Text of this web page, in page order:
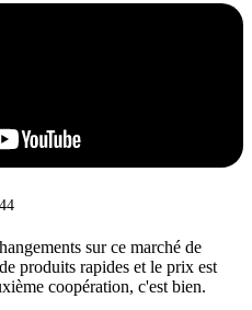
sur ce marché de
produits rapides et le prix est
coopération, c'est bien.